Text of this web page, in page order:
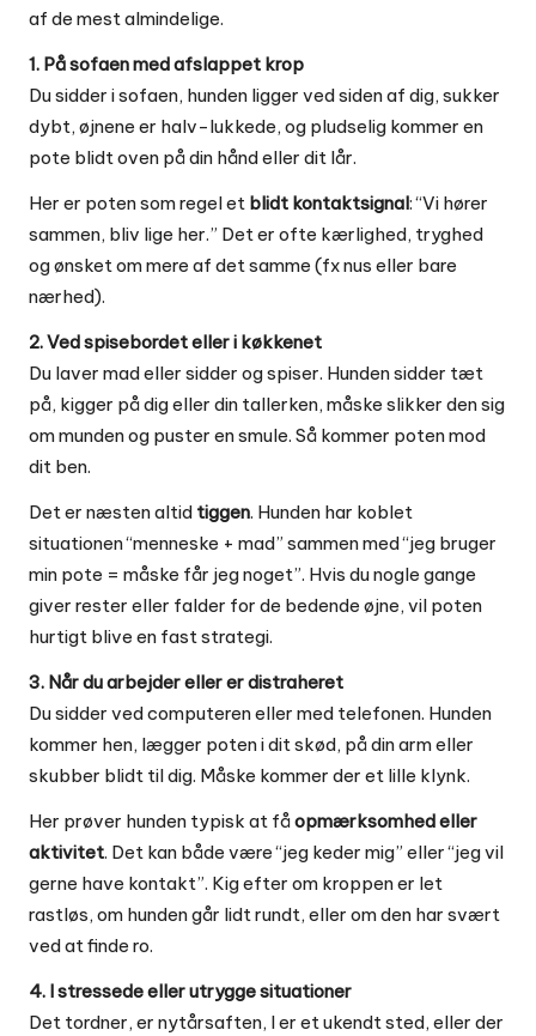
af de mest almindelige.
1. På sofaen med afslappet krop
Du sidder i sofaen, hunden ligger ved siden af dig, sukker
dybt, øjnene er halv-lukkede, og pludselig kommer en
pote blidt oven på din hånd eller dit lår.
Her er poten som regel et blidt kontaktsignal: “Vi hører
sammen, bliv lige her.” Det er ofte kærlighed, tryghed
og ønsket om mere af det samme (fx nus eller bare
nærhed).
2. Ved spisebordet eller i køkkenet
Du laver mad eller sidder og spiser. Hunden sidder tæt
på, kigger på dig eller din tallerken, måske slikker den sig
om munden og puster en smule. Så kommer poten mod
dit ben.
Det er næsten altid tiggen. Hunden har koblet
situationen “menneske + mad” sammen med “jeg bruger
min pote = måske får jeg noget”. Hvis du nogle gange
giver rester eller falder for de bedende øjne, vil poten
hurtigt blive en fast strategi.
3. Når du arbejder eller er distraheret
Du sidder ved computeren eller med telefonen. Hunden
kommer hen, lægger poten i dit skød, på din arm eller
skubber blidt til dig. Måske kommer der et lille klynk.
Her prøver hunden typisk at fåopmærksomhed eller
aktivitet. Det kan både være “jeg keder mig” eller “jeg vil
gerne have kontakt”. Kig efter om kroppen er let
rastløs, om hunden går lidt rundt, eller om den har svært
ved at finde ro.
4. I stressede eller utrygge situationer
Det tordner, er nytårsaften, I er et ukendt sted, eller der